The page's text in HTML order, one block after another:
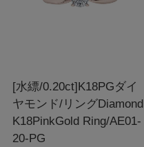
[水縹/0.20ct]K18PGダイ
ヤモンド/リングDiamond
K18PinkGold Ring/AE01-
20-PG